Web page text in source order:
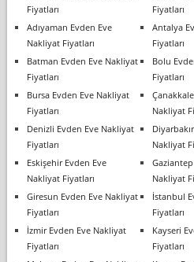
Fiyatları
Fiyatları
Adıyaman Evden Eve
Nakliyat Fiyatları
Antalya
Fiyatları
Batman Evden Eve Nakliyat
Fiyatları
Bolu
Fiyatları
Bursa Evden Eve Nakliyat
Fiyatları
Nakliyat
Denizli Evden Eve Nakliyat
Fiyatları
Nakliyat
Eskişehir Evden Eve
Nakliyat Fiyatları
Nakliyat
Giresun Evden Eve Nakliyat
Fiyatları
İstanbul
Fiyatları
İzmir Evden Eve Nakliyat
Fiyatları
Kayseri
Fiyatları